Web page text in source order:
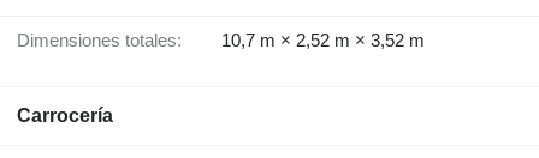
Dimensiones totales: 10,7 m × 2,52 m × 3,52 m
Carrocería